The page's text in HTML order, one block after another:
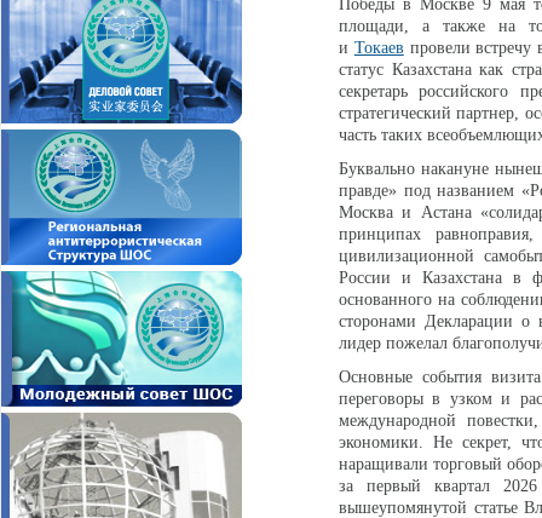
Победы в Москве 9 мая
площади, а также на
и Токаев провели
статус Казахстана как
секретарь российского
стратегический партнер,
часть таких
Буквально накануне
правде» под названием
Москва и Астана
принципах
цивилизационной
России и Казахстана в
основанного на
сторонами Декларации о
лидер пожелал
Основные события
переговоры в узком и
международной
экономики. Не секрет,
наращивали торговый
за первый квартал
вышеупомянутой статье